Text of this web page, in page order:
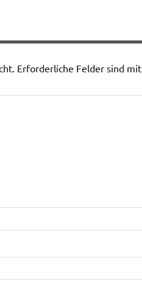
Erforderliche Felder sind mit